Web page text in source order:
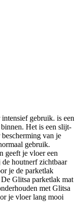
gebruik. is een
Het is een slijt-
van je
gebruik.
geeft je vloer een
houtnerf zichtbaar
je de parketlak
Glitsa parketlak mat
met Glitsa
je vloer lang mooi